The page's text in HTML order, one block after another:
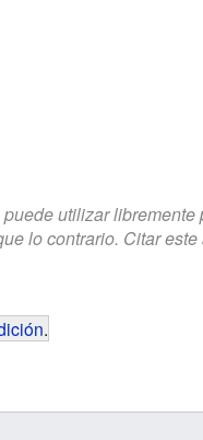
utilizar libremente
lo contrario. Citar este
.